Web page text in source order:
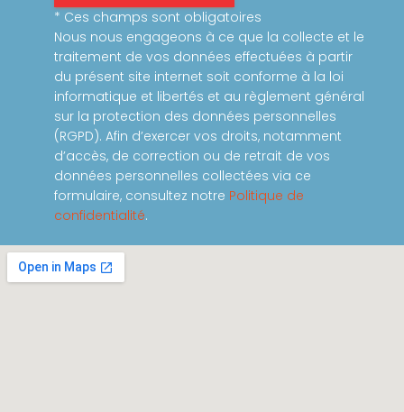
* Ces champs sont obligatoires
Nous nous engageons à ce que la collecte et le
traitement de vos données effectuées à partir
du présent site internet soit conforme à la loi
informatique et libertés et au règlement général
sur la protection des données personnelles
(RGPD). Afin d’exercer vos droits, notamment
d’accès, de correction ou de retrait de vos
données personnelles collectées via ce
formulaire, consultez notre Politique de
confidentialité.